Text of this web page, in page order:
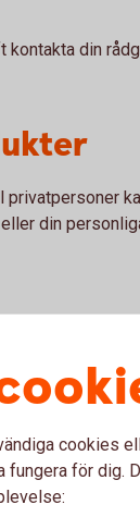
din
din
cookies
fungera för dig.